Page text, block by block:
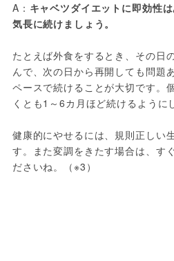
A： キャベツダイエットに即効性
気長に続けましょう。
たとえば外食をするとき、その日
んで、次の日から再開しても問題
ペースで続けることが大切です。
くとも1～6カ月ほど続けるように
健康的にやせるには、規則正しい
す。また変調をきたす場合は、す
ださいね。（※3）